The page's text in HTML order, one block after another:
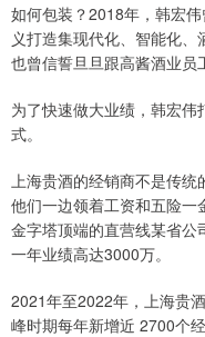
如何包装？2018年，韩宏
义打造集现代化、智能化、
也曾信誓旦旦跟高酱酒业员
为了快速做大业绩，韩宏伟
式。
上海贵酒的经销商不是传统
他们一边领着工资和五险
金字塔顶端的直营线某省公
一年业绩高达3000万。
2021年至2022年，上海贵
峰时期每年新增近 2700个经